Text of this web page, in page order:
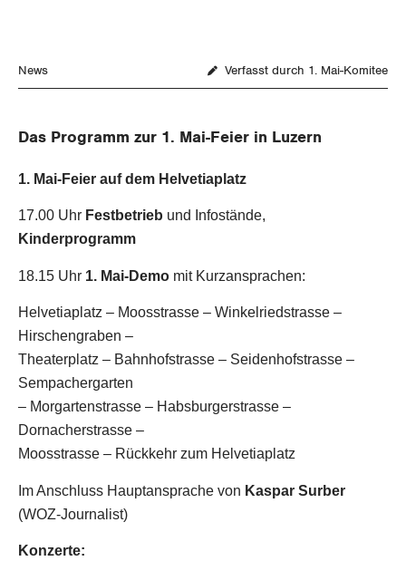
News Verfasst durch 1. Mai-Komitee
Das Programm zur 1. Mai-Feier in Luzern
1. Mai-Feier auf dem Helvetiaplatz
17.00 Uhr Festbetrieb und Infostände,
Kinderprogramm
18.15 Uhr 1. Mai-Demo mit Kurzansprachen:
Helvetiaplatz – Moosstrasse – Winkelriedstrasse –
Hirschengraben –
Theaterplatz – Bahnhofstrasse – Seidenhofstrasse –
Sempachergarten
– Morgartenstrasse – Habsburgerstrasse –
Dornacherstrasse –
Moosstrasse – Rückkehr zum Helvetiaplatz
Im Anschluss Hauptansprache von Kaspar Surber
(WOZ-Journalist)
Konzerte: